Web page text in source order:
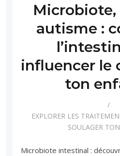
autisme :
influencer le
ton
EXPLORER LES
SOULAGER
Microbiote intestinal :